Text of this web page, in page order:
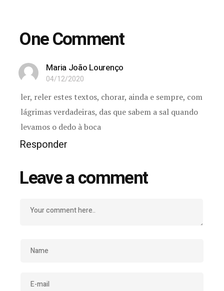
One Comment
Maria João Lourenço
04/12/2020
ler, reler estes textos, chorar, ainda e sempre, com
lágrimas verdadeiras, das que sabem a sal quando
levamos o dedo à boca
Responder
Leave a comment